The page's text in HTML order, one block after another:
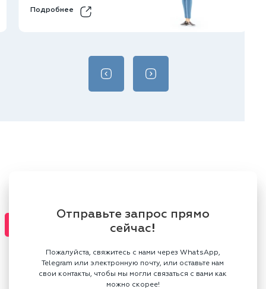
Подробнее
Отправьте запрос прямо
сейчас!
Пожалуйста, свяжитесь с нами через WhatsApp,
Telegram или электронную почту, или оставьте нам
свои контакты, чтобы мы могли связаться с вами как
можно скорее!